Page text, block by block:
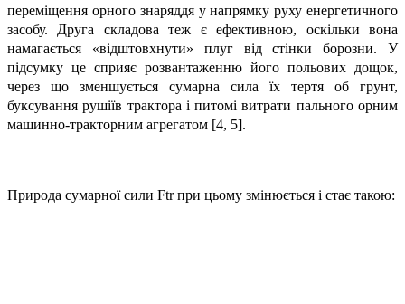
переміщення орного знаряддя у напрямку руху енергетичного
засобу. Друга складова теж є ефективною, оскільки вона
намагається «відштовхнути» плуг від стінки борозни. У
підсумку це сприяє розвантаженню його польових дощок,
через що зменшується сумарна сила їх тертя об грунт,
буксування рушіїв трактора і питомі витрати пального орним
машинно-тракторним агрегатом [4, 5].
Природа сумарної сили Ftr при цьому змінюється і стає такою: